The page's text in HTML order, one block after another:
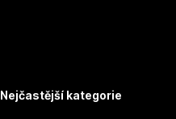
Nejčastější kategorie